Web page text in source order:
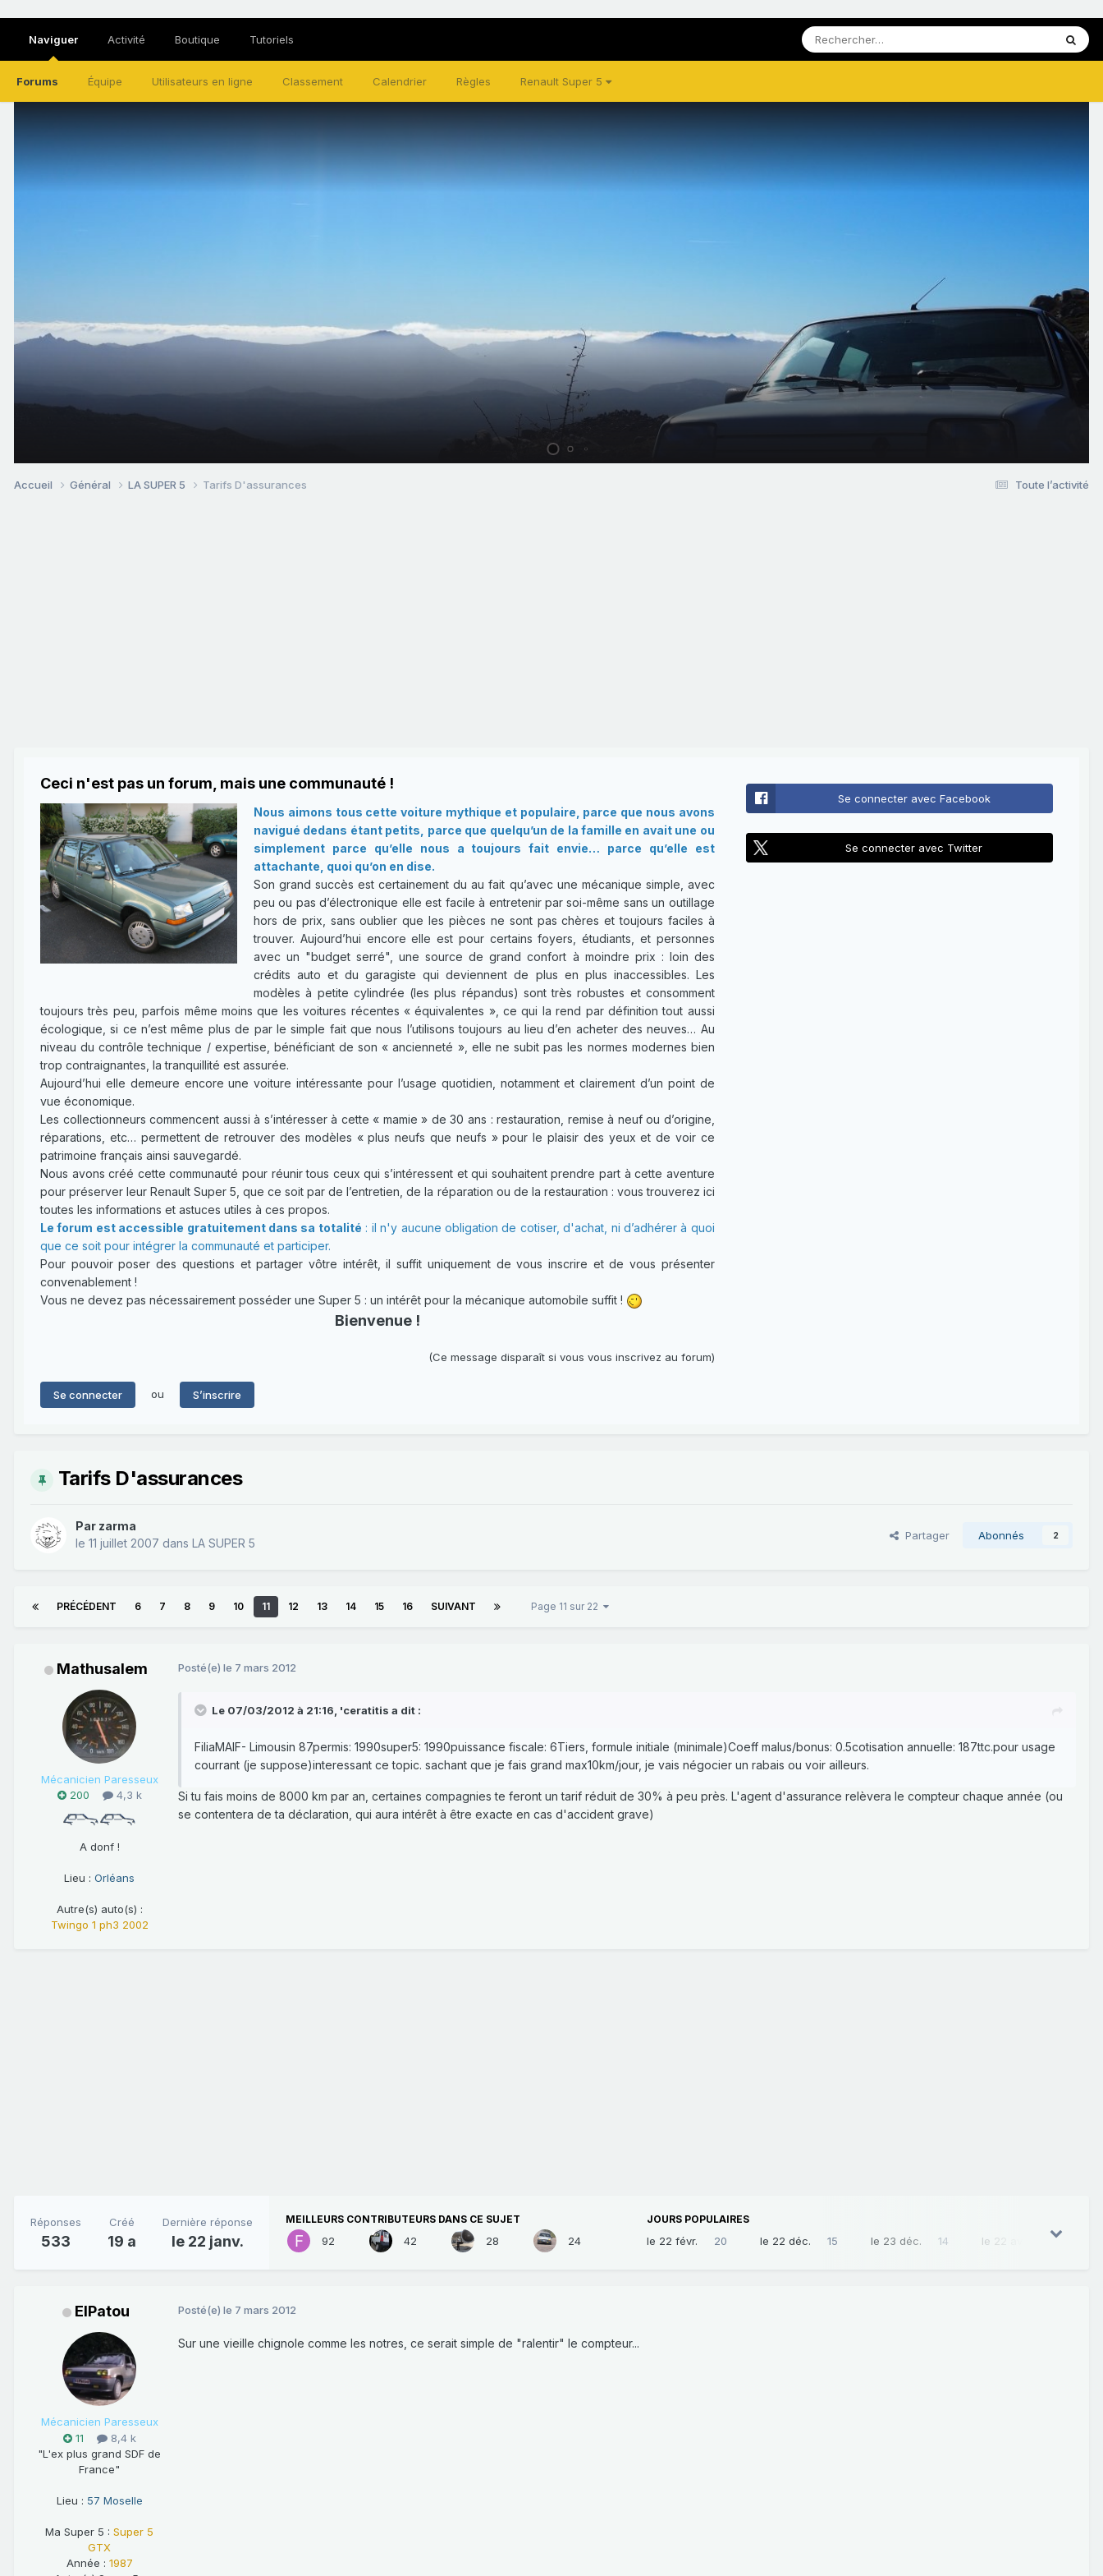
Naviguer
Forums Équipe Utilisateurs en ligne Classement Calendrier Règles Renault Super 5
Activité Boutique Tutoriels
Toute l’activité
Accueil Général LA SUPER 5 Tarifs D'assurances
Ceci n'est pas un forum, mais une communauté !
Nous aimons tous cette voiture mythique et populaire, parce que nous avons
navigué dedans étant petits, parce que quelqu’un de la famille en avait une ou
simplement parce qu’elle nous a toujours fait envie… parce qu’elle est
attachante, quoi qu’on en dise.
Son grand succès est certainement du au fait qu’avec une mécanique simple, avec
peu ou pas d’électronique elle est facile à entretenir par soi-même sans un outillage
hors de prix, sans oublier que les pièces ne sont pas chères et toujours faciles à
trouver. Aujourd’hui encore elle est pour certains foyers, étudiants, et personnes
avec un "budget serré", une source de grand confort à moindre prix : loin des
crédits auto et du garagiste qui deviennent de plus en plus inaccessibles. Les
modèles à petite cylindrée (les plus répandus) sont très robustes et consomment
toujours très peu, parfois même moins que les voitures récentes « équivalentes », ce qui la rend par définition tout aussi
écologique, si ce n’est même plus de par le simple fait que nous l’utilisons toujours au lieu d’en acheter des neuves… Au
niveau du contrôle technique / expertise, bénéficiant de son « ancienneté », elle ne subit pas les normes modernes bien
trop contraignantes, la tranquillité est assurée.
Aujourd’hui elle demeure encore une voiture intéressante pour l’usage quotidien, notamment et clairement d’un point de
vue économique.
Les collectionneurs commencent aussi à s’intéresser à cette « mamie » de 30 ans : restauration, remise à neuf ou d’origine,
réparations, etc… permettent de retrouver des modèles « plus neufs que neufs » pour le plaisir des yeux et de voir ce
patrimoine français ainsi sauvegardé.
Nous avons créé cette communauté pour réunir tous ceux qui s’intéressent et qui souhaitent prendre part à cette aventure
pour préserver leur Renault Super 5, que ce soit par de l’entretien, de la réparation ou de la restauration : vous trouverez ici
toutes les informations et astuces utiles à ces propos.
Le forum est accessible gratuitement dans sa totalité : il n'y aucune obligation de cotiser, d'achat, ni d’adhérer à quoi
que ce soit pour intégrer la communauté et participer.
Pour pouvoir poser des questions et partager vôtre intérêt, il suffit uniquement de vous inscrire et de vous présenter
convenablement !
Vous ne devez pas nécessairement posséder une Super 5 : un intérêt pour la mécanique automobile suffit !
Bienvenue !
(Ce message disparaît si vous vous inscrivez au forum)
Se connecter ou S’inscrire
Se connecter avec Facebook
Se connecter avec Twitter
Tarifs D'assurances
Par zarma
le 11 juillet 2007 dans LA SUPER 5
Partager Abonnés 2
PRÉCÉDENT 6 7 8 9 10 11 12 13 14 15 16 SUIVANT Page 11 sur 22
Mathusalem
Mécanicien Paresseux
200
4,3 k
A donf !
Lieu : Orléans
Autre(s) auto(s) :
Twingo 1 ph3 2002
Posté(e) le 7 mars 2012
Le 07/03/2012 à 21:16, 'ceratitis a dit :
FiliaMAIF- Limousin 87permis: 1990super5: 1990puissance fiscale: 6Tiers, formule initiale (minimale)Coeff malus/bonus: 0.5cotisation annuelle: 187ttc.pour usage
courrant (je suppose)interessant ce topic. sachant que je fais grand max10km/jour, je vais négocier un rabais ou voir ailleurs.
Si tu fais moins de 8000 km par an, certaines compagnies te feront un tarif réduit de 30% à peu près. L'agent d'assurance relèvera le compteur chaque année (ou
se contentera de ta déclaration, qui aura intérêt à être exacte en cas d'accident grave)
Réponses
533
Créé
19 a
Dernière réponse
le 22 janv.
MEILLEURS CONTRIBUTEURS DANS CE SUJET
92 42 28 24
JOURS POPULAIRES
le 22 févr. 20 le 22 déc. 15 le 23 déc. 14 le 22 avril 13
ElPatou
Mécanicien Paresseux
11
8,4 k
"L'ex plus grand SDF de
France"
Lieu : 57 Moselle
Ma Super 5 : Super 5
GTX
Année : 1987
Posté(e) le 7 mars 2012
Sur une vieille chignole comme les notres, ce serait simple de "ralentir" le compteur...